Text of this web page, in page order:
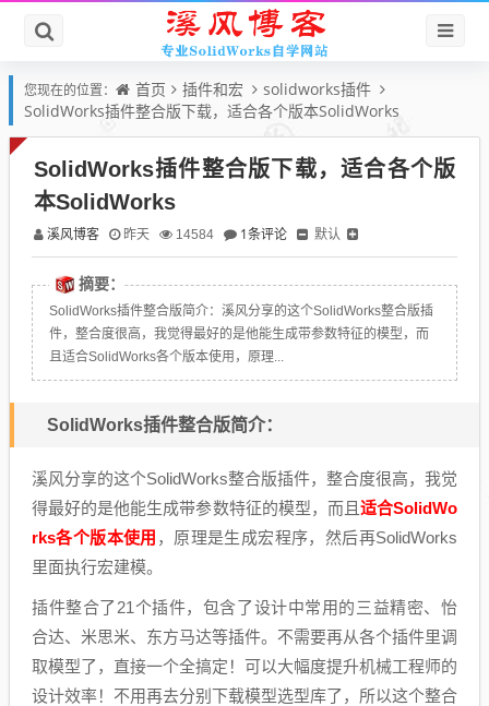
您现在的位置： 首页 插件和宏
solidworks插件
SolidWorks插件整合版下载，适合各个版本SolidWorks
SolidWorks插件整合版下载，适合各个版
本SolidWorks
溪风博客 昨天 14584 1条评论 默认
摘要：
SolidWorks插件整合版简介：溪风分享的这个SolidWorks整合版插
件，整合度很高，我觉得最好的是他能生成带参数特征的模型，而
且适合SolidWorks各个版本使用，原理...
SolidWorks插件整合版简介：
溪风分享的这个SolidWorks整合版插件，整合度很高，我觉
得最好的是他能生成带参数特征的模型，而且 适合SolidWo
rks各个版本使用 ，原理是生成宏程序，然后再SolidWorks
里面执行宏建模。
插件整合了21个插件，包含了设计中常用的三益精密、怡
合达、米思米、东方马达等插件。不需要再从各个插件里调
取模型了，直接一个全搞定！可以大幅度提升机械工程师的
设计效率！不用再去分别下载模型选型库了，所以这个整合